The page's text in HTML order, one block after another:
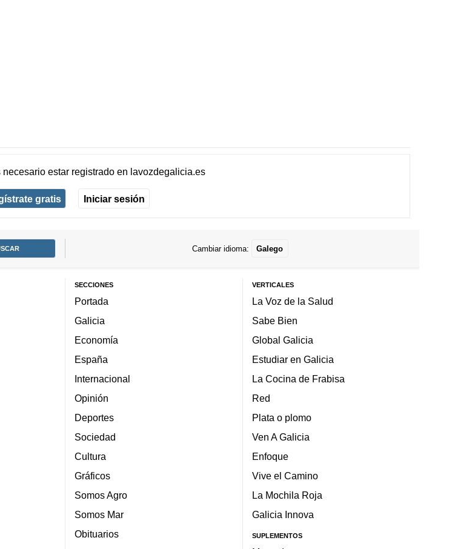
necesario estar registradoen lavozdegalicia.es
gratis Iniciar sesión
Cambiar idioma: Galego
SECCIONES
Portada
Galicia
Economía
España
Internacional
Opinión
Deportes
Sociedad
Cultura
Gráficos
Somos Agro
Somos Mar
Obituarios
VERTICALES
La Voz de la Salud
Sabe Bien
Global Galicia
Estudiar en Galicia
La Cocina de Frabisa
Red
Plata o plomo
Ven A Galicia
Enfoque
Vive el Camino
La Mochila Roja
Galicia Innova
SUPLEMENTOS